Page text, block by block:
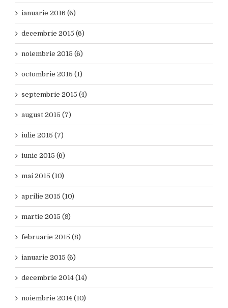
ianuarie 2016 (6)
decembrie 2015 (6)
noiembrie 2015 (6)
octombrie 2015 (1)
septembrie 2015 (4)
august 2015 (7)
iulie 2015 (7)
iunie 2015 (6)
mai 2015 (10)
aprilie 2015 (10)
martie 2015 (9)
februarie 2015 (8)
ianuarie 2015 (6)
decembrie 2014 (14)
noiembrie 2014 (10)